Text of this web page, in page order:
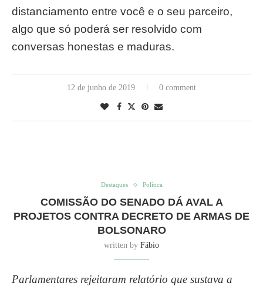
distanciamento entre você e o seu parceiro,
algo que só poderá ser resolvido com
conversas honestas e maduras.
12 de junho de 2019 0 comment
Destaques Política
COMISSÃO DO SENADO DÁ AVAL A
PROJETOS CONTRA DECRETO DE ARMAS DE
BOLSONARO
written by Fábio
Parlamentares rejeitaram relatório que sustava a